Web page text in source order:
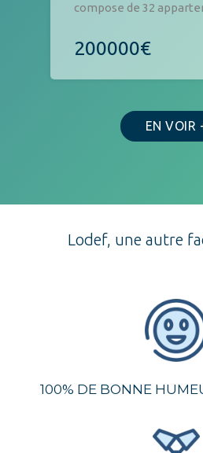
compose de 32
200000€
EN VOIR
Lodef, une autre
100% DE BONNE